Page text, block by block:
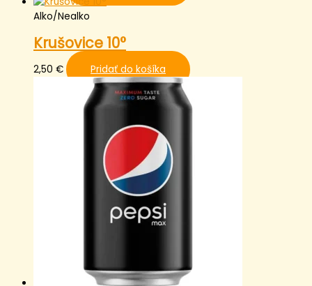
Alko/Nealko
Krušovice 10°
2,50 € Pridať do košíka